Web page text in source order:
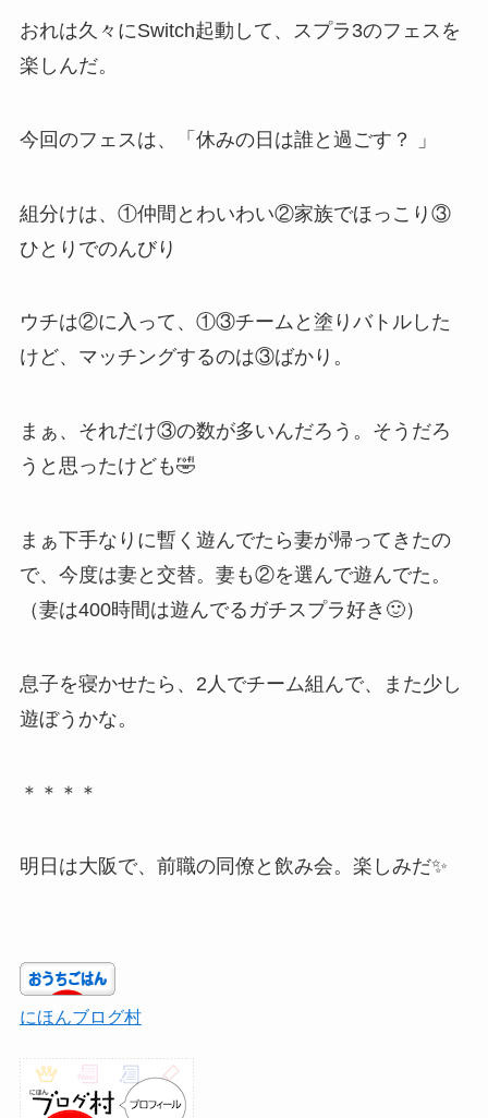
おれは久々にSwitch起動して、スプラ3のフェスを
楽しんだ。
今回のフェスは、「休みの日は誰と過ごす？ 」
組分けは、①仲間とわいわい②家族でほっこり③
ひとりでのんびり
ウチは②に入って、①③チームと塗りバトルした
けど、マッチングするのは③ばかり。
まぁ、それだけ③の数が多いんだろう。そうだろ
うと思ったけども🤣
まぁ下手なりに暫く遊んでたら妻が帰ってきたの
で、今度は妻と交替。妻も②を選んで遊んでた。
（妻は400時間は遊んでるガチスプラ好き🙂）
息子を寝かせたら、2人でチーム組んで、また少し
遊ぼうかな。
＊＊＊＊
明日は大阪で、前職の同僚と飲み会。楽しみだ✨
にほんブログ村